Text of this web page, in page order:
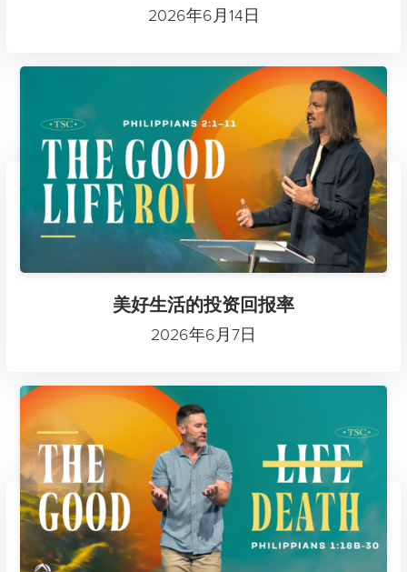
2026年6月14日
美好生活的投资回报率
2026年6月7日